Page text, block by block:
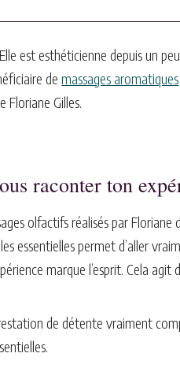
est esthéticienne depuis un
demassages aromatiques
Floriane Gilles.
raconter ton
olfactifs réalisés par
essentielles permet d’aller
marque l’esprit. Cela agit
de détente vraiment